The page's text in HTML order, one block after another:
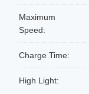
Maximum
Speed:
Charge Time:
High Light: